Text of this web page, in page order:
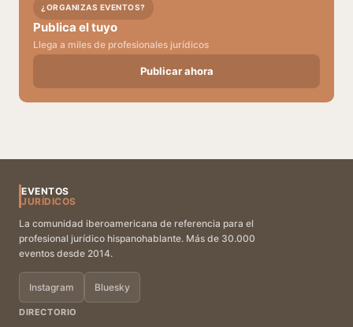
¿ORGANIZAS EVENTOS?
Publica el tuyo
Llega a miles de profesionales jurídicos
Publicar ahora
EVENTOS
JURÍDICOS
La comunidad iberoamericana de referencia para el
profesional jurídico hispanohablante. Más de 30.000
eventos desde 2014.
Instagram Bluesky
DIRECTORIO